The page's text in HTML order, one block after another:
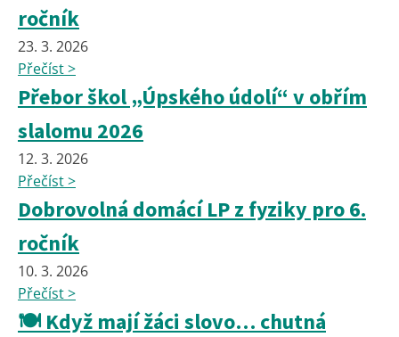
ročník
23. 3. 2026
Přečíst >
Přebor škol „Úpského údolí“ v obřím
slalomu 2026
12. 3. 2026
Přečíst >
Dobrovolná domácí LP z fyziky pro 6.
ročník
10. 3. 2026
Přečíst >
🍽️ Když mají žáci slovo… chutná